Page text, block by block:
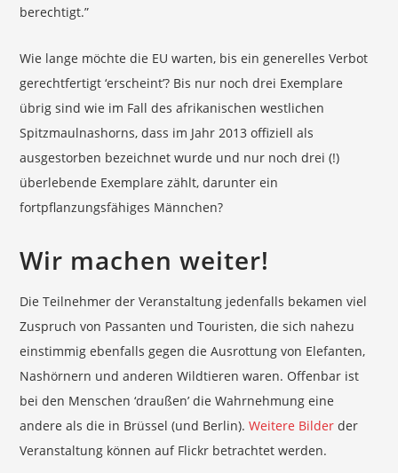
berechtigt.”
Wie lange möchte die EU warten, bis ein generelles Verbot
gerechtfertigt ‘erscheint’? Bis nur noch drei Exemplare
übrig sind wie im Fall des afrikanischen westlichen
Spitzmaulnashorns, dass im Jahr 2013 offiziell als
ausgestorben bezeichnet wurde und nur noch drei (!)
überlebende Exemplare zählt, darunter ein
fortpflanzungsfähiges Männchen?
Wir machen weiter!
Die Teilnehmer der Veranstaltung jedenfalls bekamen viel
Zuspruch von Passanten und Touristen, die sich nahezu
einstimmig ebenfalls gegen die Ausrottung von Elefanten,
Nashörnern und anderen Wildtieren waren. Offenbar ist
bei den Menschen ‘draußen’ die Wahrnehmung eine
andere als die in Brüssel (und Berlin).Weitere Bilder der
Veranstaltung können auf Flickr betrachtet werden.